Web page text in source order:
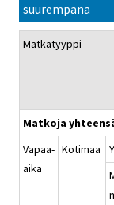
suurempana
Matkatyyppi
Matkoja
Vapaa-
aika
Kotimaa